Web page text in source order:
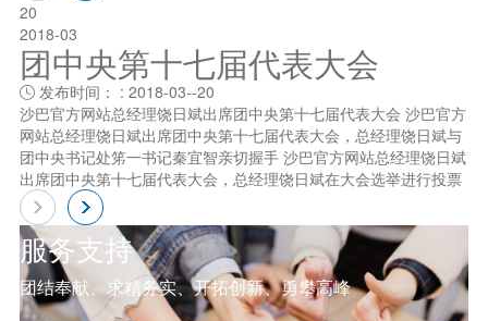
20
2018-03
团中央第十七届代表大会
发布时间： : 2018-03--20
沙巴官方网站总经理饶日斌出席团中央第十七届代表大会 沙巴官方
网站总经理饶日斌出席团中央第十七届代表大会，总经理饶日斌与
团中央书记处笫一书记秦宜智亲切握手 沙巴官方网站总经理饶日斌
出席团中央第十七届代表大会，总经理饶日斌在大会选举进行投票
服务支持
团结奉献、求精务实、开拓创新、勇攀高峰